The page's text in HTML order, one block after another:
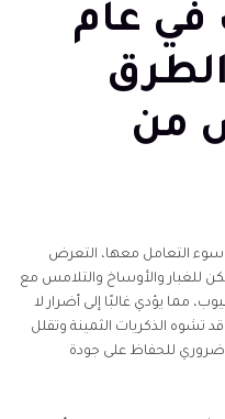
في عام
الطرق
من
التعامل معها، التعرض
للغبار والأوساخ والتلامس مع
مما يؤدي غالبًا إلى أضرار لا
تشوه الذكريات الثمينة وتقلل
ضروري للحفاظ على جودة